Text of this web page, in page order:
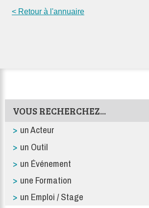
< Retour à l'annuaire
VOUS RECHERCHEZ...
un Acteur
un Outil
un Événement
une Formation
un Emploi / Stage